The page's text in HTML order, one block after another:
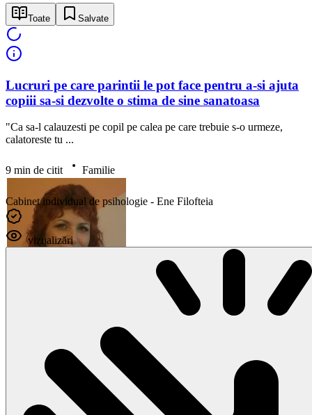
Toate Salvate
Lucruri pe care parintii le pot face pentru a-si ajuta
copiii sa-si dezvolte o stima de sine sanatoasa
"Ca sa-l calauzesti pe copil pe calea pe care trebuie s-o urmeze,
calatoreste tu ...
9 min de citit Familie
Cabinet individual de psihologie - Ene Filofteia
vizualizări